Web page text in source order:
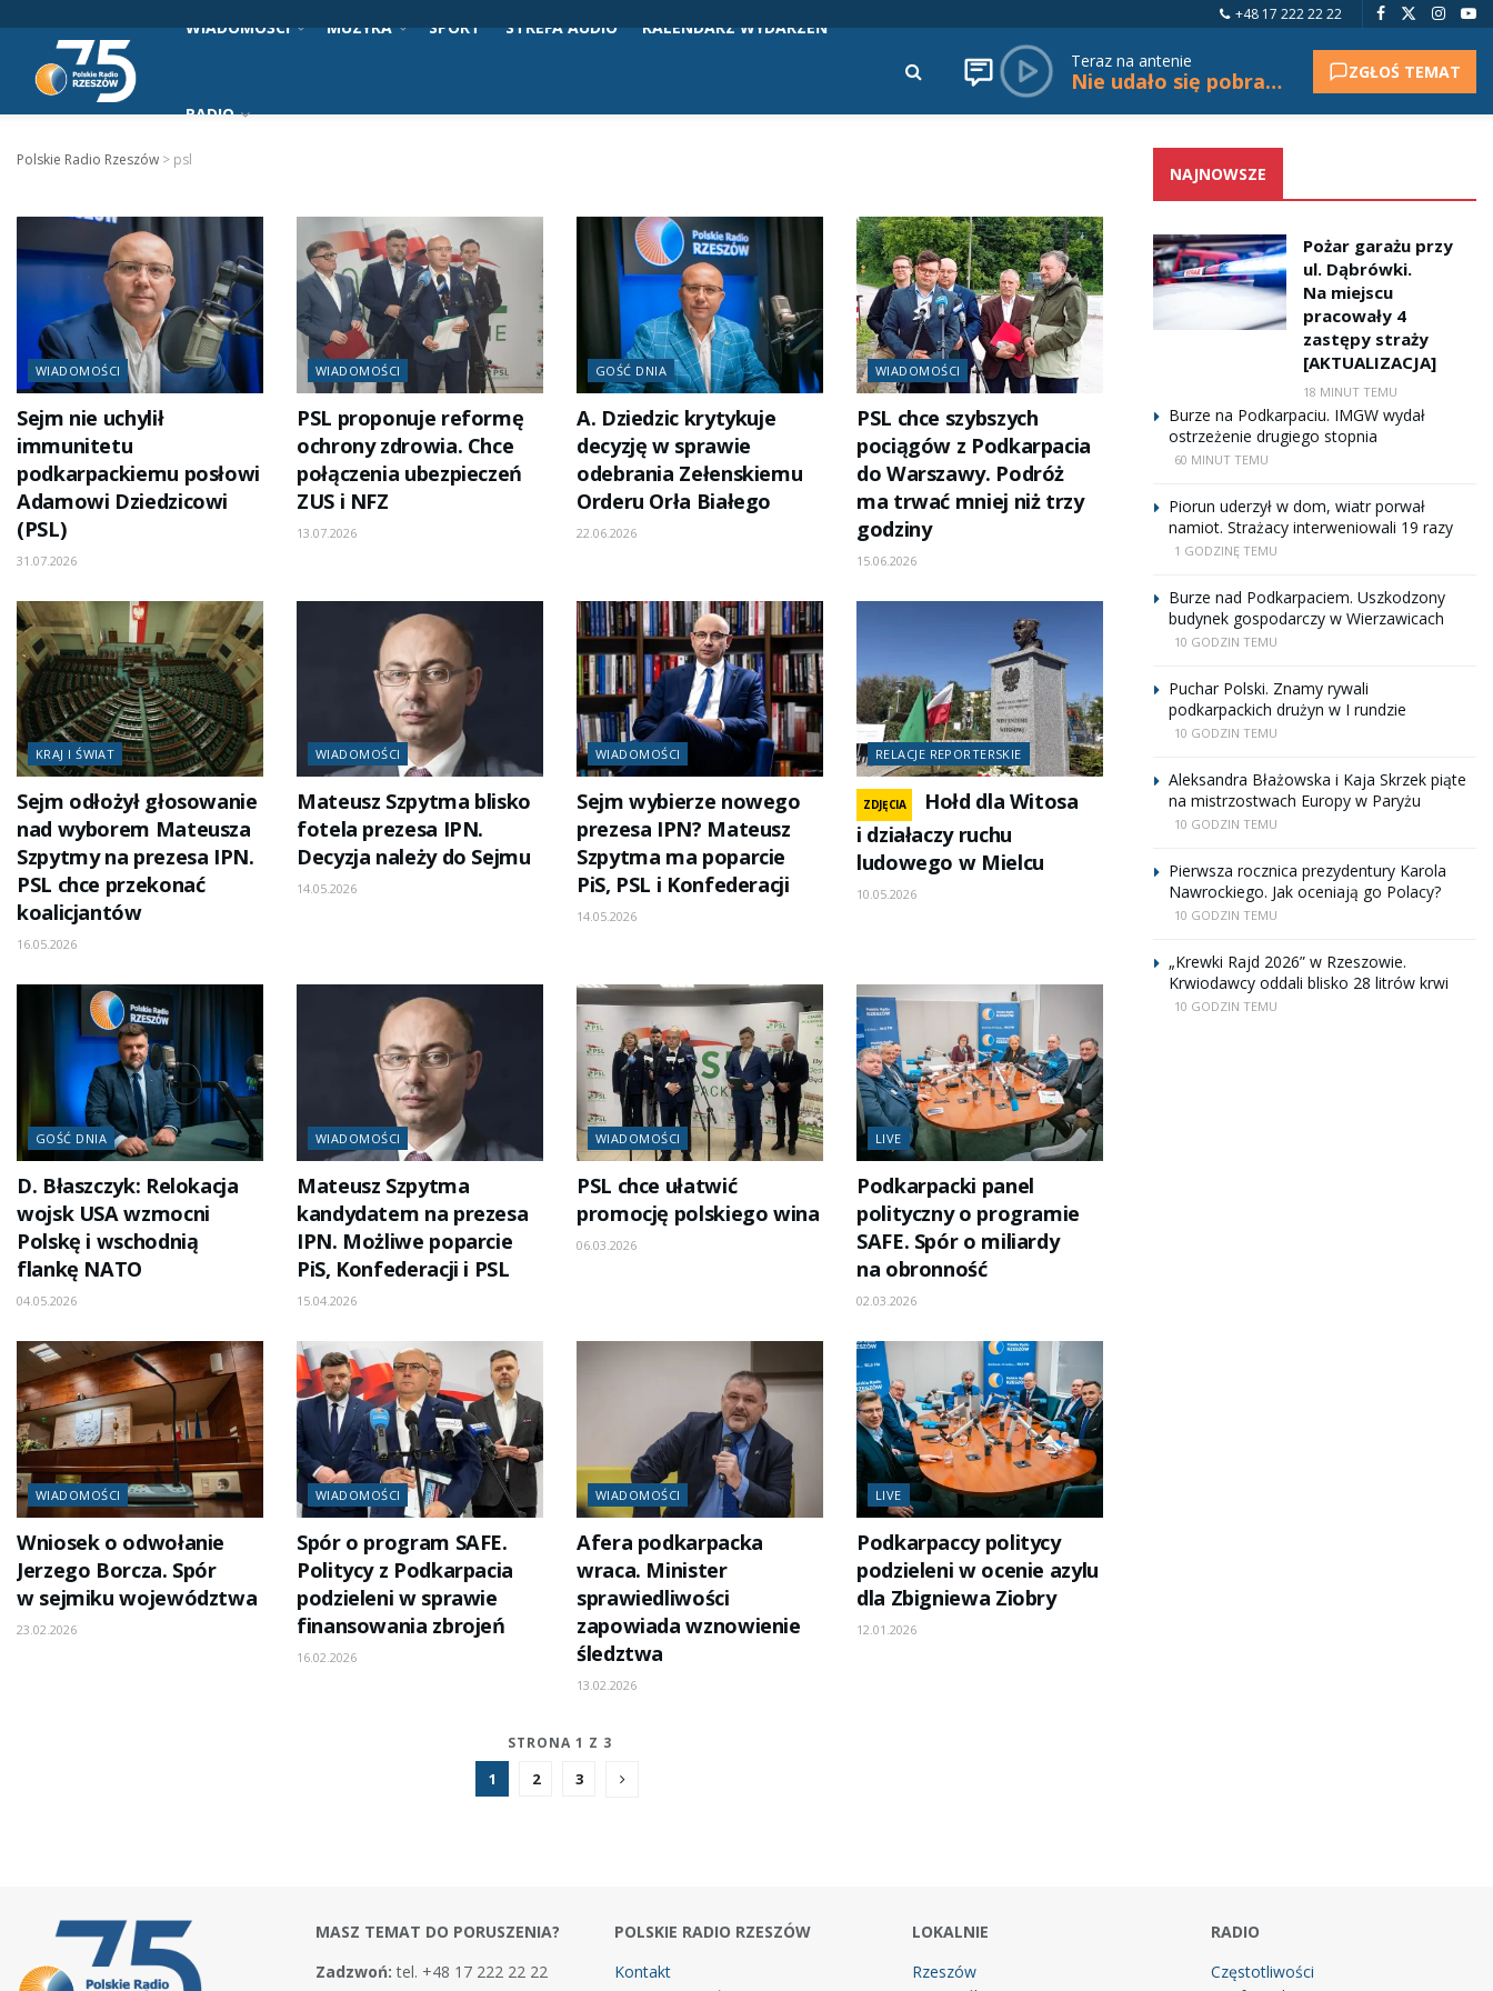
+48 17 222 22 22
WIADOMOŚCI MUZYKA SPORT STREFA AUDIO KALENDARZ WYDARZEŃ
RADIO
Teraz na antenie
Nie udało się pobrać tytułu. ZGŁOŚ TEMAT
Polskie Radio Rzeszów > psl
WIADOMOŚCI
Sejm nie uchylił
immunitetu
podkarpackiemu posłowi
Adamowi Dziedzicowi
(PSL)
31.07.2026
WIADOMOŚCI
PSL proponuje reformę
ochrony zdrowia. Chce
połączenia ubezpieczeń
ZUS i NFZ
13.07.2026
GOŚĆ DNIA
A. Dziedzic krytykuje
decyzję w sprawie
odebrania Zełenskiemu
Orderu Orła Białego
22.06.2026
WIADOMOŚCI
PSL chce szybszych
pociągów z Podkarpacia
do Warszawy. Podróż
ma trwać mniej niż trzy
godziny
15.06.2026
KRAJ I ŚWIAT
Sejm odłożył głosowanie
nad wyborem Mateusza
Szpytmy na prezesa IPN.
PSL chce przekonać
koalicjantów
16.05.2026
WIADOMOŚCI
Mateusz Szpytma blisko
fotela prezesa IPN.
Decyzja należy do Sejmu
14.05.2026
WIADOMOŚCI
Sejm wybierze nowego
prezesa IPN? Mateusz
Szpytma ma poparcie
PiS, PSL i Konfederacji
14.05.2026
RELACJE REPORTERSKIE
ZDJĘCIA
Hołd dla Witosa
i działaczy ruchu
ludowego w Mielcu
10.05.2026
GOŚĆ DNIA
D. Błaszczyk: Relokacja
wojsk USA wzmocni
Polskę i wschodnią
flankę NATO
04.05.2026
WIADOMOŚCI
Mateusz Szpytma
kandydatem na prezesa
IPN. Możliwe poparcie
PiS, Konfederacji i PSL
15.04.2026
WIADOMOŚCI
PSL chce ułatwić
promocję polskiego wina
06.03.2026
LIVE
Podkarpacki panel
polityczny o programie
SAFE. Spór o miliardy
na obronność
02.03.2026
WIADOMOŚCI
Wniosek o odwołanie
Jerzego Borcza. Spór
w sejmiku województwa
23.02.2026
WIADOMOŚCI
Spór o program SAFE.
Politycy z Podkarpacia
podzieleni w sprawie
finansowania zbrojeń
16.02.2026
WIADOMOŚCI
Afera podkarpacka
wraca. Minister
sprawiedliwości
zapowiada wznowienie
śledztwa
13.02.2026
LIVE
Podkarpaccy politycy
podzieleni w ocenie azylu
dla Zbigniewa Ziobry
12.01.2026
STRONA 1 Z 3
1 2 3
NAJNOWSZE
Pożar garażu przy
ul. Dąbrówki.
Na miejscu
pracowały 4
zastępy straży
[AKTUALIZACJA]
18 MINUT TEMU
Burze na Podkarpaciu. IMGW wydał
ostrzeżenie drugiego stopnia
60 MINUT TEMU
Piorun uderzył w dom, wiatr porwał
namiot. Strażacy interweniowali 19 razy
1 GODZINĘ TEMU
Burze nad Podkarpaciem. Uszkodzony
budynek gospodarczy w Wierzawicach
10 GODZIN TEMU
Puchar Polski. Znamy rywali
podkarpackich drużyn w I rundzie
10 GODZIN TEMU
Aleksandra Błażowska i Kaja Skrzek piąte
na mistrzostwach Europy w Paryżu
10 GODZIN TEMU
Pierwsza rocznica prezydentury Karola
Nawrockiego. Jak oceniają go Polacy?
10 GODZIN TEMU
„Krewki Rajd 2026” w Rzeszowie.
Krwiodawcy oddali blisko 28 litrów krwi
10 GODZIN TEMU
MASZ TEMAT DO PORUSZENIA?
Zadzwoń: tel. +48 17 222 22 22
POLSKIE RADIO RZESZÓW
Kontakt
LOKALNIE
Rzeszów
RADIO
Częstotliwości